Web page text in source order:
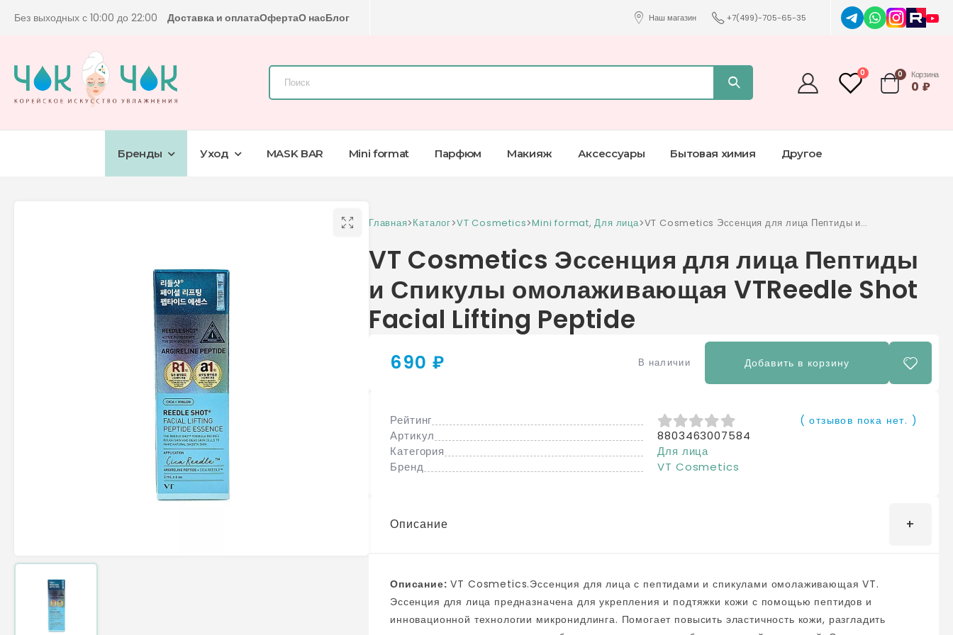
Без выходных с 10:00 до 22:00 Доставка и оплатаОфертаО насБлог Наш магазин +7(499)-705-65-35
0 0 Корзина
0 ₽
Бренды Уход MASK BAR Mini format Парфюм Макияж Аксессуары Бытовая химия Другое
Главная>Каталог>VT Cosmetics>Mini format,Для лица>VT Cosmetics Эссенция для лица Пептиды и
Facial Lifting Peptide
VT Cosmetics Эссенция для лица Пептиды
и Спикулы омолаживающая VTReedle Shot
Facial Lifting Peptide
690 ₽ В наличии Добавить в корзину
Рейтинг
0из 5
( отзывов пока нет. )
Артикул
8803463007584
Категория
Для лица
Бренд
VT Cosmetics
Описание
Описание: VT Cosmetics.Эссенция для лица с пептидами и спикулами омолаживающая VT.
Эссенция для лица предназначена для укрепления и подтяжки кожи с помощью пептидов и
инновационной технологии микронидлинга. Помогает повысить эластичность кожи, разгладить